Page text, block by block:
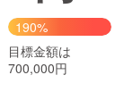
Creation
コミュニティ
190%
目標金額は
700,000円